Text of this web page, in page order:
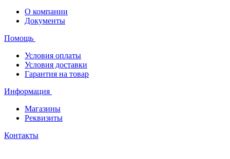
О компании
Документы
Помощь
Условия оплаты
Условия доставки
Гарантия на товар
Информация
Магазины
Реквизиты
Контакты